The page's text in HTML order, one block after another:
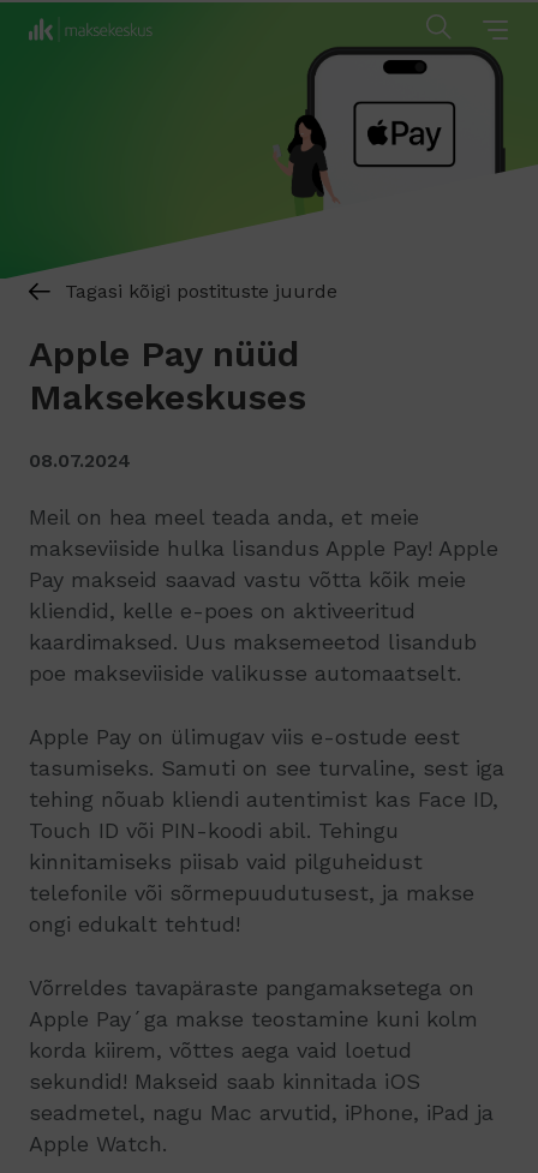
Tagasi kõigi postituste juurde
Apple Pay nüüd
Maksekeskuses
08.07.2024
Meil on hea meel teada anda, et meie
makseviiside hulka lisandus Apple Pay! Apple
Pay makseid saavad vastu võtta kõik meie
kliendid, kelle e-poes on aktiveeritud
kaardimaksed. Uus maksemeetod lisandub
poe makseviiside valikusse automaatselt.
Apple Pay on ülimugav viis e-ostude eest
tasumiseks. Samuti on see turvaline, sest iga
tehing nõuab kliendi autentimist kas Face ID,
Touch ID või PIN-koodi abil. Tehingu
kinnitamiseks piisab vaid pilguheidust
telefonile või sõrmepuudutusest, ja makse
ongi edukalt tehtud!
Võrreldes tavapäraste pangamaksetega on
Apple Pay´ga makse teostamine kuni kolm
korda kiirem, võttes aega vaid loetud
sekundid! Makseid saab kinnitada iOS
seadmetel, nagu Mac arvutid, iPhone, iPad ja
Apple Watch.